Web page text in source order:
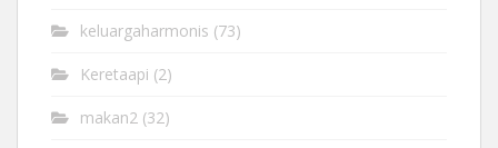
keluargaharmonis (73)
Keretaapi (2)
makan2 (32)